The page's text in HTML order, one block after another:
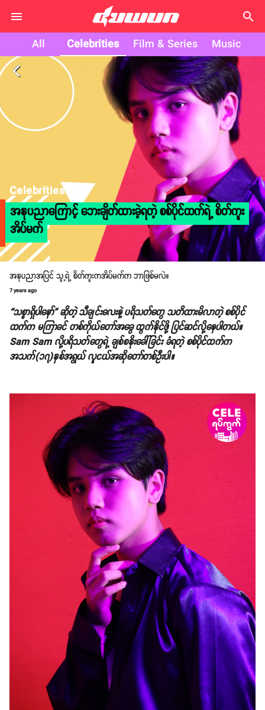
search
All Celebrities Film & Series Music
arrow_back_ios
Celebrities
အနုပညာကြောင့် ဘေးချိတ်ထားခဲ့ရတဲ့ စစ်ပိုင်ထက်ရဲ့ စိတ်ကူး
အိပ်မက်
အနုပညာအပြင် သူ့ရဲ့ စိတ်ကူးကအိပ်မက်က ဘာဖြစ်မလဲ။
7 years ago
“သစ္စာရှိပါနော်” ဆိုတဲ့ သီချင်းလေးနဲ့ ပရိသတ်တွေ သတိထားမိလာတဲ့ စစ်ပိုင်
ထက်က မကြာခင် တစ်ကိုယ်တော်အခွေ ထွက်နိုင်ဖို့ ပြင်ဆင်လို့နေပါတယ်။
Sam Sam လို့ပရိသတ်တွေရဲ့ ချစ်စနိုးခေါ်ခြင်း ခံရတဲ့ စစ်ပိုင်ထက်က
အသက်(၁၇)နှစ်အရွယ် လူငယ်အဆိုတော်တစ်ဦးပါ။